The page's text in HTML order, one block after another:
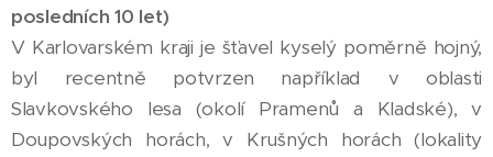
posledních 10 let)
V Karlovarském kraji je šťavel kyselý poměrně hojný,
byl recentně potvrzen například v oblasti
Slavkovského lesa (okolí Pramenů a Kladské), v
Doupovských horách, v Krušných horách (lokality